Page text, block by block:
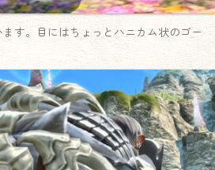
す。目にはちょっとハニカム状のゴー